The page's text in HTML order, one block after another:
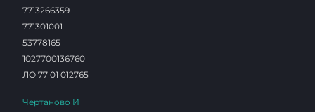
7713266359
771301001
53778165
1027700136760
ЛО 77 01 012765
Чертаново И